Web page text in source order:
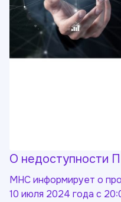
О недоступности
МНС информирует о
10 июля 2024 года с